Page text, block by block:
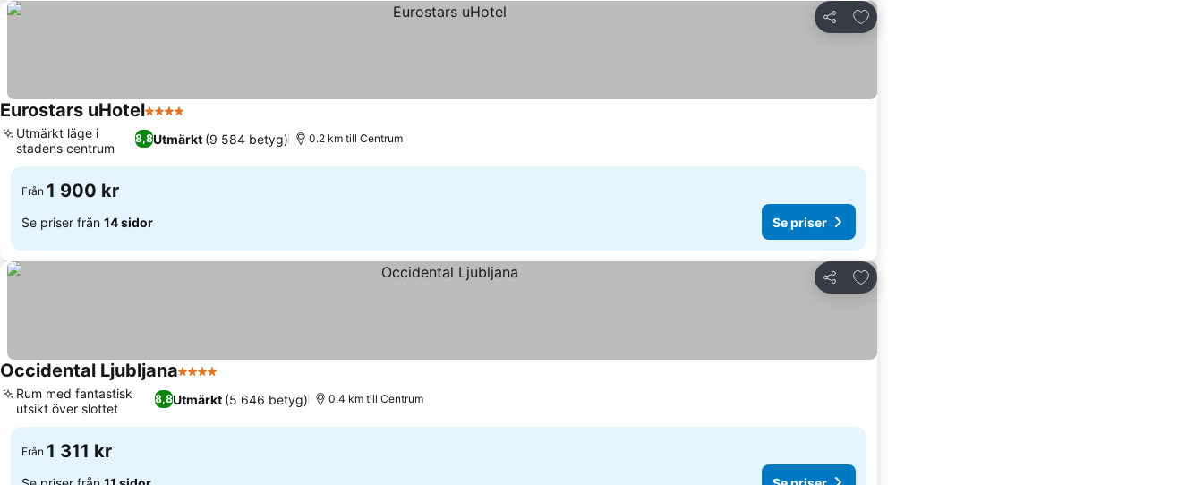
Dela
Lägg till i Mina Favoriter
Eurostars uHotel4 Stjärnor
8,8Utmärkt (9 584 betyg)
Utmärkt läge i
stadens centrum
0.2 km till Centrum
Från 1 900 kr
Se priser från 14 sidor Se priser
Dela
Lägg till i Mina Favoriter
Occidental Ljubljana4 Stjärnor
8,8Utmärkt (5 646 betyg)
Rum med fantastisk
utsikt över slottet
0.4 km till Centrum
Från 1 311 kr